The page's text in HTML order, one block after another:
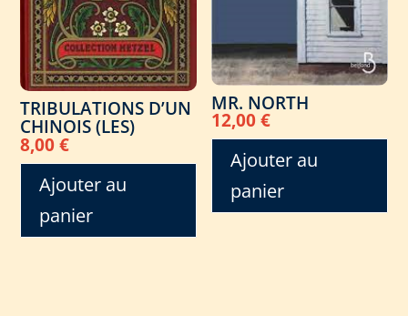
TRIBULATIONS D’UN
CHINOIS (LES)
8,00€
Ajouter au
panier
MR. NORTH
12,00€
Ajouter au
panier